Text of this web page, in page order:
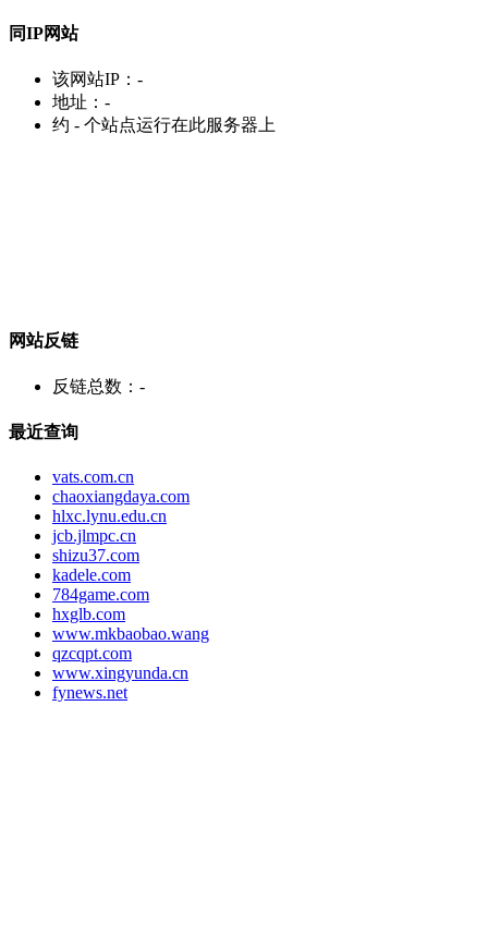
同IP网站
该网站IP： -
地址： -
约 - 个站点运行在此服务器上
网站反链
反链总数： -
最近查询
vats.com.cn
chaoxiangdaya.com
hlxc.lynu.edu.cn
jcb.jlmpc.cn
shizu37.com
kadele.com
784game.com
hxglb.com
www.mkbaobao.wang
qzcqpt.com
www.xingyunda.cn
fynews.net